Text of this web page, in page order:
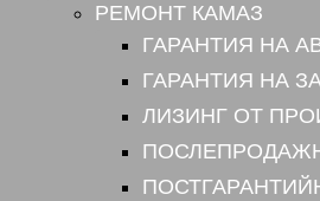
РЕМОНТ КАМАЗ
ГАРАНТИЯ НА
ГАРАНТИЯ НА
ЛИЗИНГ ОТ